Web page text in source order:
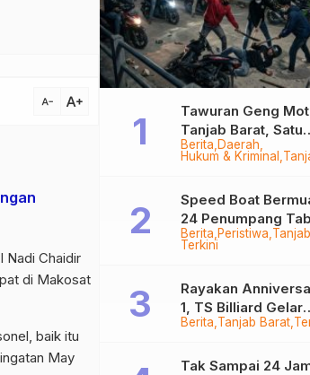
text_decrease text_increase
Nadi Chaidir
di Makosat
baik itu
May
Berita Daerah
Hukum & Kriminal
Tawuran Geng
Tanjab Barat, Satu
Remaja Kritis
Pelaku Ditangkap
Berita Peristiwa
Terkini
Speed Boat
24 Penumpang
Togok di Kuala
Berita Tanjab Barat
Rayakan
1, TS Billiard Gelar
Turnamen 9 Ball
Tak Sampai 24